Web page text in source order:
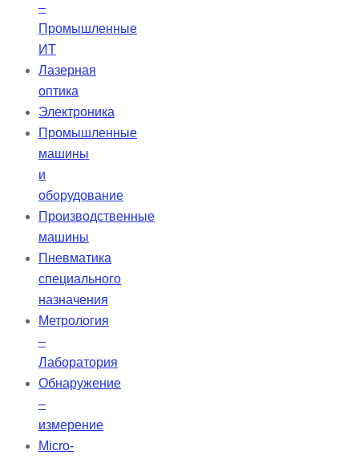
–
Промышленные
ИТ
Лазерная
оптика
Электроника
Промышленные
машины
и
оборудование
Производственные
машины
Пневматика
специального
назначения
Метрология
–
Лаборатория
Обнаружение
–
измерение
Micro-